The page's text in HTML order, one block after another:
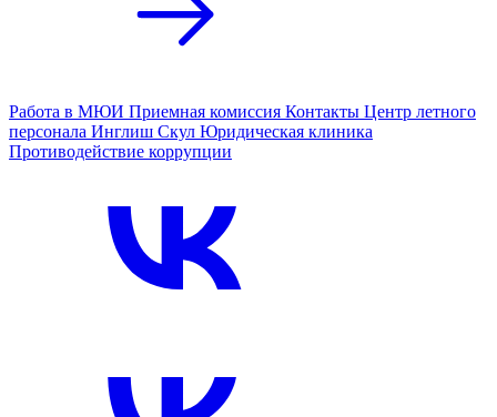
Работа в МЮИ Приемная комиссия Контакты Центр летного
персонала Инглиш Скул Юридическая клиника
Противодействие коррупции